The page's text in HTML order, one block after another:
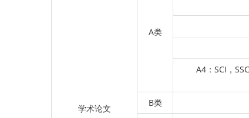
学术论文
A类
A4：SCI，
B类